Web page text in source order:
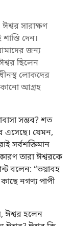
সারাক্ষণ
দেন।
জন্য
ছিলেন
লোকদের
কোনো আগ্রহ
সম্ভব? শত
এসেছে। যেমন,
সর্বশক্তিমান
তারা ঈশ্বরকে
বলেন: “ভয়াবহ
নগণ্য পাপী
ঈশ্বর হলেন